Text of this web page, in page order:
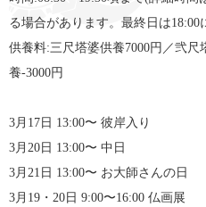
る場合があります。最終日は18:00
供養料:三尺塔婆供養7000円／弐尺
養-3000円
3月17日 13:00〜 彼岸入り
3月20日 13:00〜 中日
3月21日 13:00〜 お大師さんの日
3月19・20日 9:00〜16:00 仏画展